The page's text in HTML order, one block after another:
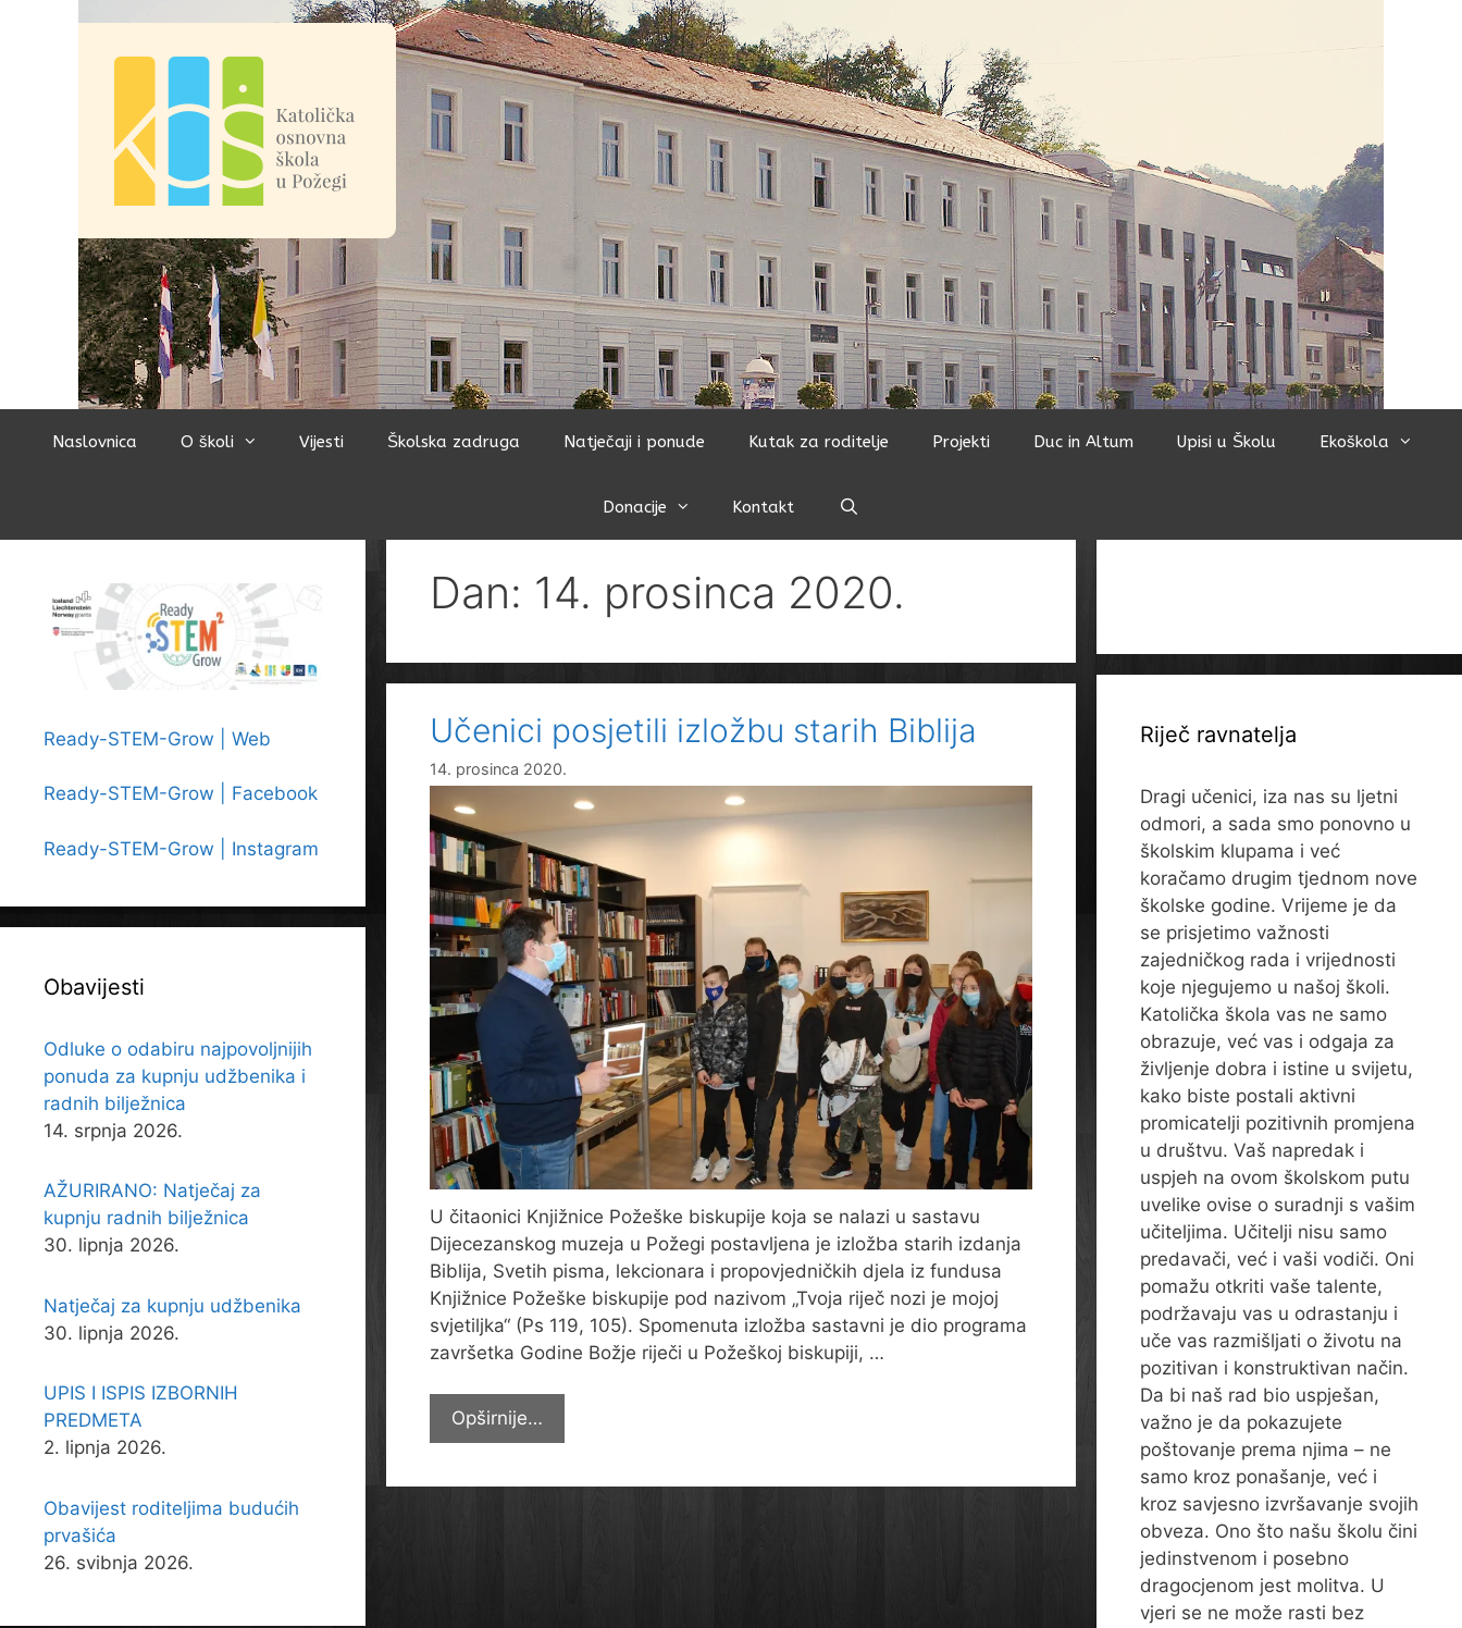
Naslovnica O školi Vijesti Školska zadruga Natječaji i ponude Kutak za roditelje Projekti Duc in Altum Upisi u Školu Ekoškola
Donacije Kontakt
Dan: 14. prosinca 2020.
Učenici posjetili izložbu starih Biblija
14. prosinca 2020.
U čitaonici Knjižnice Požeške biskupije koja se nalazi u sastavu
Dijecezanskog muzeja u Požegi postavljena je izložba starih izdanja
Biblija, Svetih pisma, lekcionara i propovjedničkih djela iz fundusa
Knjižnice Požeške biskupije pod nazivom „Tvoja riječ nozi je mojoj
svjetiljka“ (Ps 119, 105). Spomenuta izložba sastavni je dio programa
završetka Godine Božje riječi u Požeškoj biskupiji, …
Opširnije…
posjetili
Ready-STEM-Grow | Web
Ready-STEM-Grow | Facebook
Ready-STEM-Grow | Instagram
Obavijesti
Odluke o odabiru najpovoljnijih
ponuda za kupnju udžbenika i
radnih bilježnica
14. srpnja 2026.
AŽURIRANO: Natječaj za
kupnju radnih bilježnica
30. lipnja 2026.
Natječaj za kupnju udžbenika
30. lipnja 2026.
UPIS I ISPIS IZBORNIH
PREDMETA
2. lipnja 2026.
Obavijest roditeljima budućih
prvašića
26. svibnja 2026.
Riječ ravnatelja
Dragi učenici, iza nas su ljetni
odmori, a sada smo ponovno u
školskim klupama i već
koračamo drugim tjednom nove
školske godine. Vrijeme je da
se prisjetimo važnosti
zajedničkog rada i vrijednosti
koje njegujemo u našoj školi.
Katolička škola vas ne samo
obrazuje, već vas i odgaja za
življenje dobra i istine u svijetu,
kako biste postali aktivni
promicatelji pozitivnih promjena
u društvu. Vaš napredak i
uspjeh na ovom školskom putu
uvelike ovise o suradnji s vašim
učiteljima. Učitelji nisu samo
predavači, već i vaši vodiči. Oni
pomažu otkriti vaše talente,
podržavaju vas u odrastanju i
uče vas razmišljati o životu na
pozitivan i konstruktivan način.
Da bi naš rad bio uspješan,
važno je da pokazujete
poštovanje prema njima – ne
samo kroz ponašanje, već i
kroz savjesno izvršavanje svojih
obveza. Ono što našu školu čini
jedinstvenom i posebno
dragocjenom jest molitva. U
vjeri se ne može rasti bez